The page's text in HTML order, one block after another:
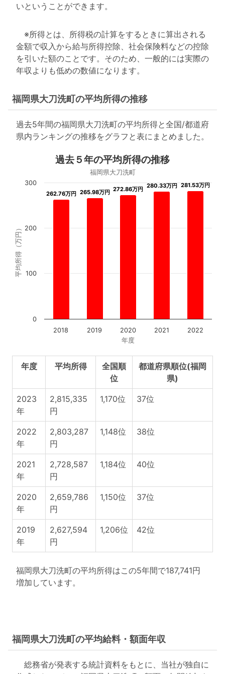
いということができます。
※所得とは、所得税の計算をするときに算出される
金額で収入から給与所得控除、社会保険料などの控除
を引いた額のことです。そのため、一般的には実際の
年収よりも低めの数値になります。
福岡県大刀洗町の平均所得の推移
過去5年間の福岡県大刀洗町の平均所得と全国/都道府
県内ランキングの推移をグラフと表にまとめました。
年度
平均所得（万円）
過去５年の平均所得の推移
福岡県大刀洗町
262.76万円
262.76万円 265.98万円
265.98万円 272.86万円
272.86万円 280.33万円
280.33万円 281.53万円
281.53万円
2018 2019 2020 2021 2022
0
100
200
300
年度 平均所得
全国順
位
都道府県順位(福岡
県)
2023
年
2,815,335
円
1,170位 37位
2022
年
2,803,287
円
1,148位 38位
2021
年
2,728,587
円
1,184位 40位
2020
年
2,659,786
円
1,150位 37位
2019
年
2,627,594
円
1,206位 42位
福岡県大刀洗町の平均所得はこの5年間で187,741円
増加しています。
福岡県大刀洗町の平均給料・額面年収
総務省が発表する統計資料をもとに、当社が独自に